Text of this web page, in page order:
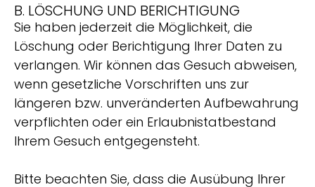
B. LÖSCHUNG UND BERICHTIGUNG
Sie haben jederzeit die Möglichkeit, die
Löschung oder Berichtigung Ihrer Daten zu
verlangen. Wir können das Gesuch abweisen,
wenn gesetzliche Vorschriften uns zur
längeren bzw. unveränderten Aufbewahrung
verpflichten oder ein Erlaubnistatbestand
Ihrem Gesuch entgegensteht.
Bitte beachten Sie, dass die Ausübung Ihrer